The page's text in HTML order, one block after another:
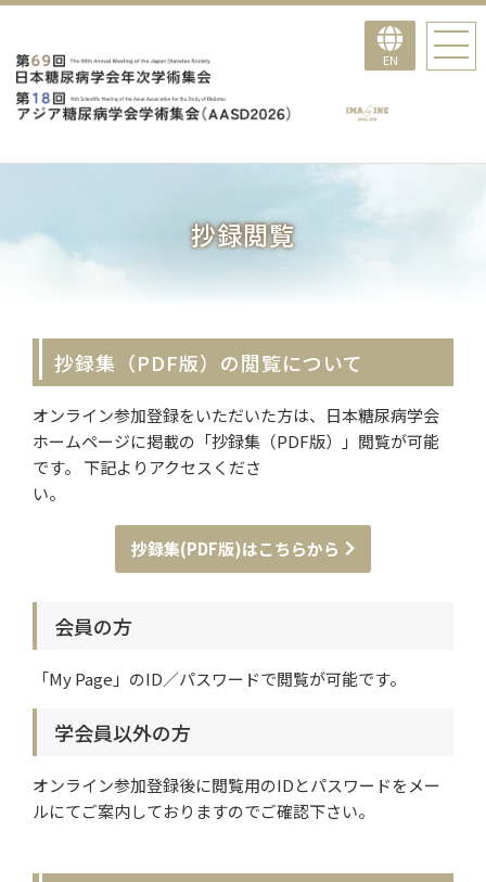
EN
抄録閲覧
抄録集（PDF版）の閲覧について
オンライン参加登録をいただいた方は、日本糖尿病学会
ホームページに掲載の「抄録集（PDF版）」閲覧が可能
です。 下記よりアクセスくださ
い。
抄録集(PDF版)はこちらから
会員の方
「My Page」のID／パスワードで閲覧が可能です。
学会員以外の方
オンライン参加登録後に閲覧用のIDとパスワードをメー
ルにてご案内しておりますのでご確認下さい。